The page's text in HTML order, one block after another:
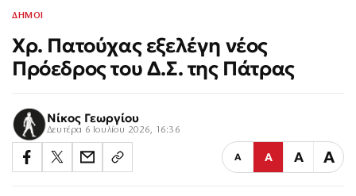
ΔΗΜΟΙ
Χρ. Πατούχας εξελέγη νέος
Πρόεδρος του Δ.Σ. της Πάτρας
Νίκος Γεωργίου
Δευτέρα 6 Ιουλίου 2026, 16:36
Α Α Α Α